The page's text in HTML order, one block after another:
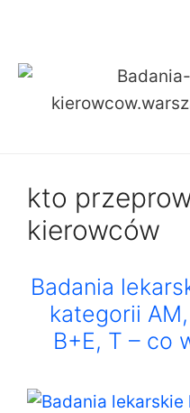
treści
kto
kierowców
Badania
kategorii AM,
B+E, T – co